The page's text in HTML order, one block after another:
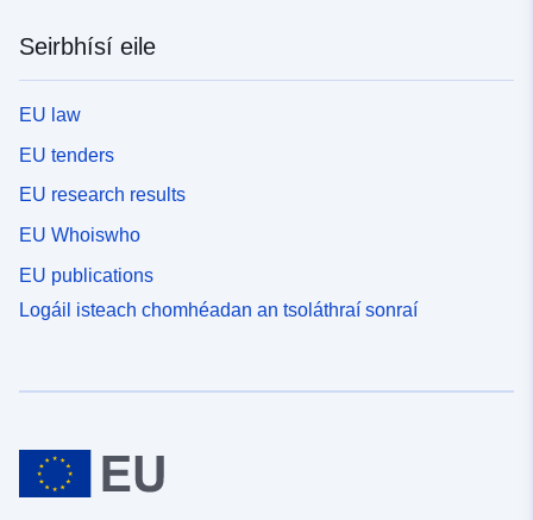
Seirbhísí eile
EU law
EU tenders
EU research results
EU Whoiswho
EU publications
Logáil isteach chomhéadan an tsoláthraí sonraí